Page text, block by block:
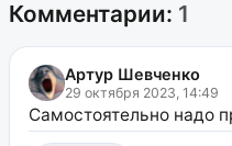
Комментарии: 1
Артур Шевченко
29 октября 2023, 14:49
Самостоятельно надо